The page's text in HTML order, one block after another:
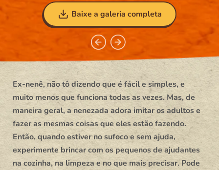
Baixe a galeria completa
Ex-nenê, não tô dizendo que é fácil e simples, e
muito menos que funciona todas as vezes. Mas, de
maneira geral, a nenezada adora imitar os adultos e
fazer as mesmas coisas que eles estão fazendo.
Então, quando estiver no sufoco e sem ajuda,
experimente brincar com os pequenos de ajudantes
na cozinha, na limpeza e no que mais precisar. Pode